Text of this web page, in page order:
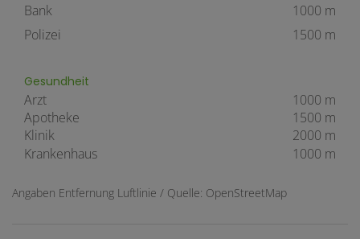
Bank
1000 m
Polizei
1500 m
Gesundheit
Arzt
1000 m
Apotheke
1500 m
Klinik
2000 m
Krankenhaus
1000 m
Angaben Entfernung Luftlinie / Quelle: OpenStreetMap